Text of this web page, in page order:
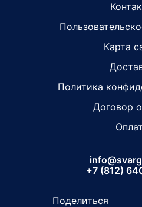
Карта
Политика
Договор
+7 (812)
Поделиться